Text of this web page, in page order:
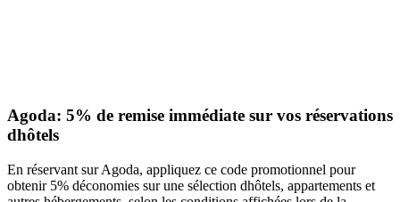
Agoda: 5% de remise immédiate sur vos réservations
dhôtels
En réservant sur Agoda, appliquez ce code promotionnel pour
obtenir 5% déconomies sur une sélection dhôtels, appartements et